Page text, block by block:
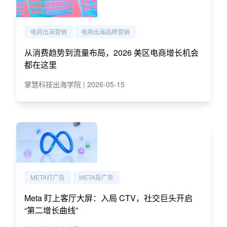
电商出海营销 电商出海品牌营销
从消费趋势到流量布局，2026 美区电商增长机会
都在这里
掌慧科技出海学院 | 2026-05-15
META打广告 META投广告
Meta 盯上客厅大屏：入局 CTV，社交巨头开启
“第二增长曲线”